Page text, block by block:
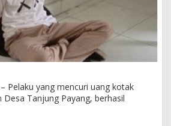
Pelaku yang mencuri uang kotak
Tanjung Payang, berhasil